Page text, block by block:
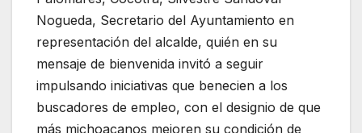
Nogueda, Secretario del Ayuntamiento en
representación del alcalde, quién en su
mensaje de bienvenida invitó a seguir
impulsando iniciativas que benecien a los
buscadores de empleo, con el designio de que
más michoacanos mejoren su condición de